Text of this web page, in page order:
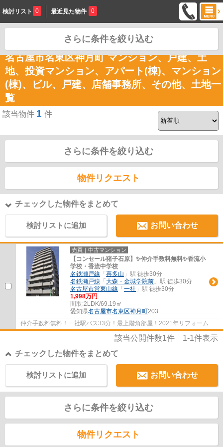
検討リスト 0 最近見た物件 0
名古屋市名東区神月町 マンション、戸建、土
地、投資マンション、アパート(棟)、マンション
(棟)、ビル、戸建、店舗事務所、その他、土地一
覧
該当物件 1 件
さらに条件を絞り込む
物件リクエスト
チェックした物件をまとめて
検討リストに追加 お問い合わせ
売買｜中古マンション
【コンセール猪子石原】✨️仲介手数料無料✨️香流小
学校・香流中学校
名鉄瀬戸線 「 喜多山 」駅 徒歩30分
名鉄瀬戸線 「 大森・金城学院前 」駅 徒歩30分
名古屋市営東山線 「 一社 」駅 徒歩30分
1,998万円
間取:2LDK/69.19㎡
愛知県名古屋市名東区神月町203
仲介手数料無料！一社駅バス33分！最上階角部屋！2021年リフォーム
該当公開件数1件 1-1件表示
チェックした物件をまとめて
お問い合わせ
検討リストに追加
さらに条件を絞り込む
物件リクエスト
さらに条件を絞り込む